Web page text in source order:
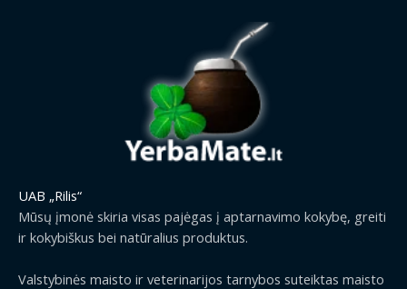
UAB „Rilis“
Mūsų įmonė skiria visas pajėgas į aptarnavimo kokybę, greiti
ir kokybiškus bei natūralius produktus.
Valstybinės maisto ir veterinarijos tarnybos suteiktas maisto